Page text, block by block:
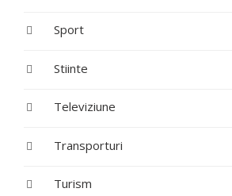
Sport
Stiinte
Televiziune
Transporturi
Turism